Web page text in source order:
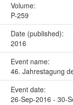
Volume:
P-259
Date (published):
2016
Event name:
46. Jahrestagung
Event date:
26-Sep-2016 - 30-